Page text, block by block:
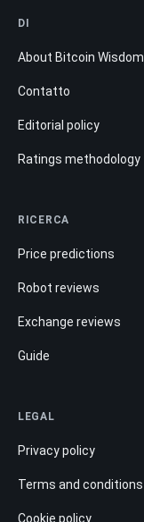
DI
About Bitcoin Wisdom
Contatto
Editorial policy
Ratings methodology
RICERCA
Price predictions
Robot reviews
Exchange reviews
Guide
LEGAL
Privacy policy
Terms and conditions
Cookie policy